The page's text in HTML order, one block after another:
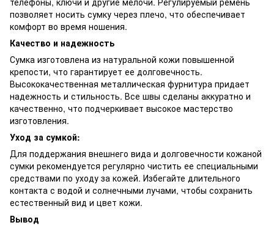
позволяет носить сумку через плечо, что обеспечивает
комфорт во время ношения.
Качество и надежность
Сумка изготовлена ​​из натуральной кожи повышенной
крепости, что гарантирует ее долговечность.
Высококачественная металлическая фурнитура придает
надежность и стильность. Все швы сделаны аккуратно и
качественно, что подчеркивает высокое мастерство
изготовления.
Уход за сумкой:
Для поддержания внешнего вида и долговечности кожаной
сумки рекомендуется регулярно чистить ее специальными
средствами по уходу за кожей. Избегайте длительного
контакта с водой и солнечными лучами, чтобы сохранить
естественный вид и цвет кожи.
Вывод